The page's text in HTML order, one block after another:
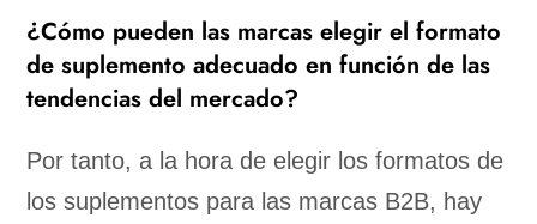
¿Cómo pueden las marcas elegir el formato
de suplemento adecuado en función de las
tendencias del mercado?
Por tanto, a la hora de elegir los formatos de
los suplementos para las marcas B2B, hay